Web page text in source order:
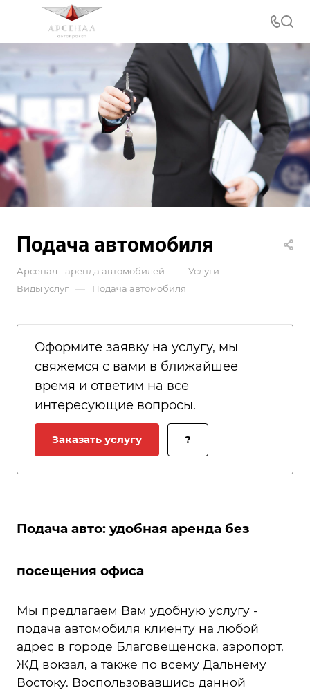
Подача автомобиля
Арсенал - аренда автомобилей — Услуги —
Виды услуг — Подача автомобиля
Оформите заявку на услугу, мы
свяжемся с вами в ближайшее
время и ответим на все
интересующие вопросы.
Заказать услугу ?
Подача авто: удобная аренда без
посещения офиса
Мы предлагаем Вам удобную услугу -
подача автомобиля клиенту на любой
адрес в городе Благовещенска, аэропорт,
ЖД вокзал, а также по всему Дальнему
Востоку. Воспользовавшись данной